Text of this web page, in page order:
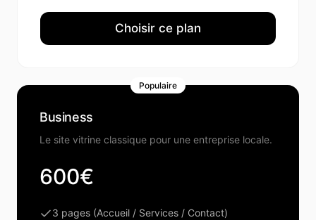
Choisir ce plan
Populaire
Business
Le site vitrine classique pour une entreprise locale.
600€
3 pages (Accueil / Services / Contact)